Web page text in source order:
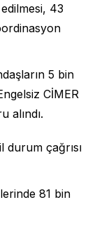
43
5 bin
CİMER
alındı.
durum çağrısı
81 bin